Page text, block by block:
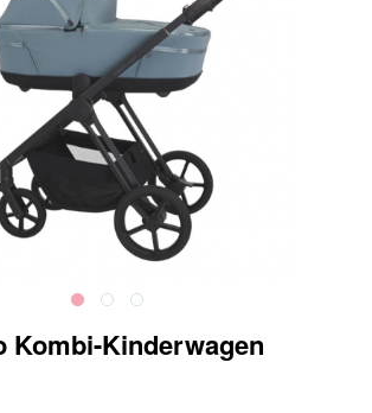
Kombi-Kinderwagen